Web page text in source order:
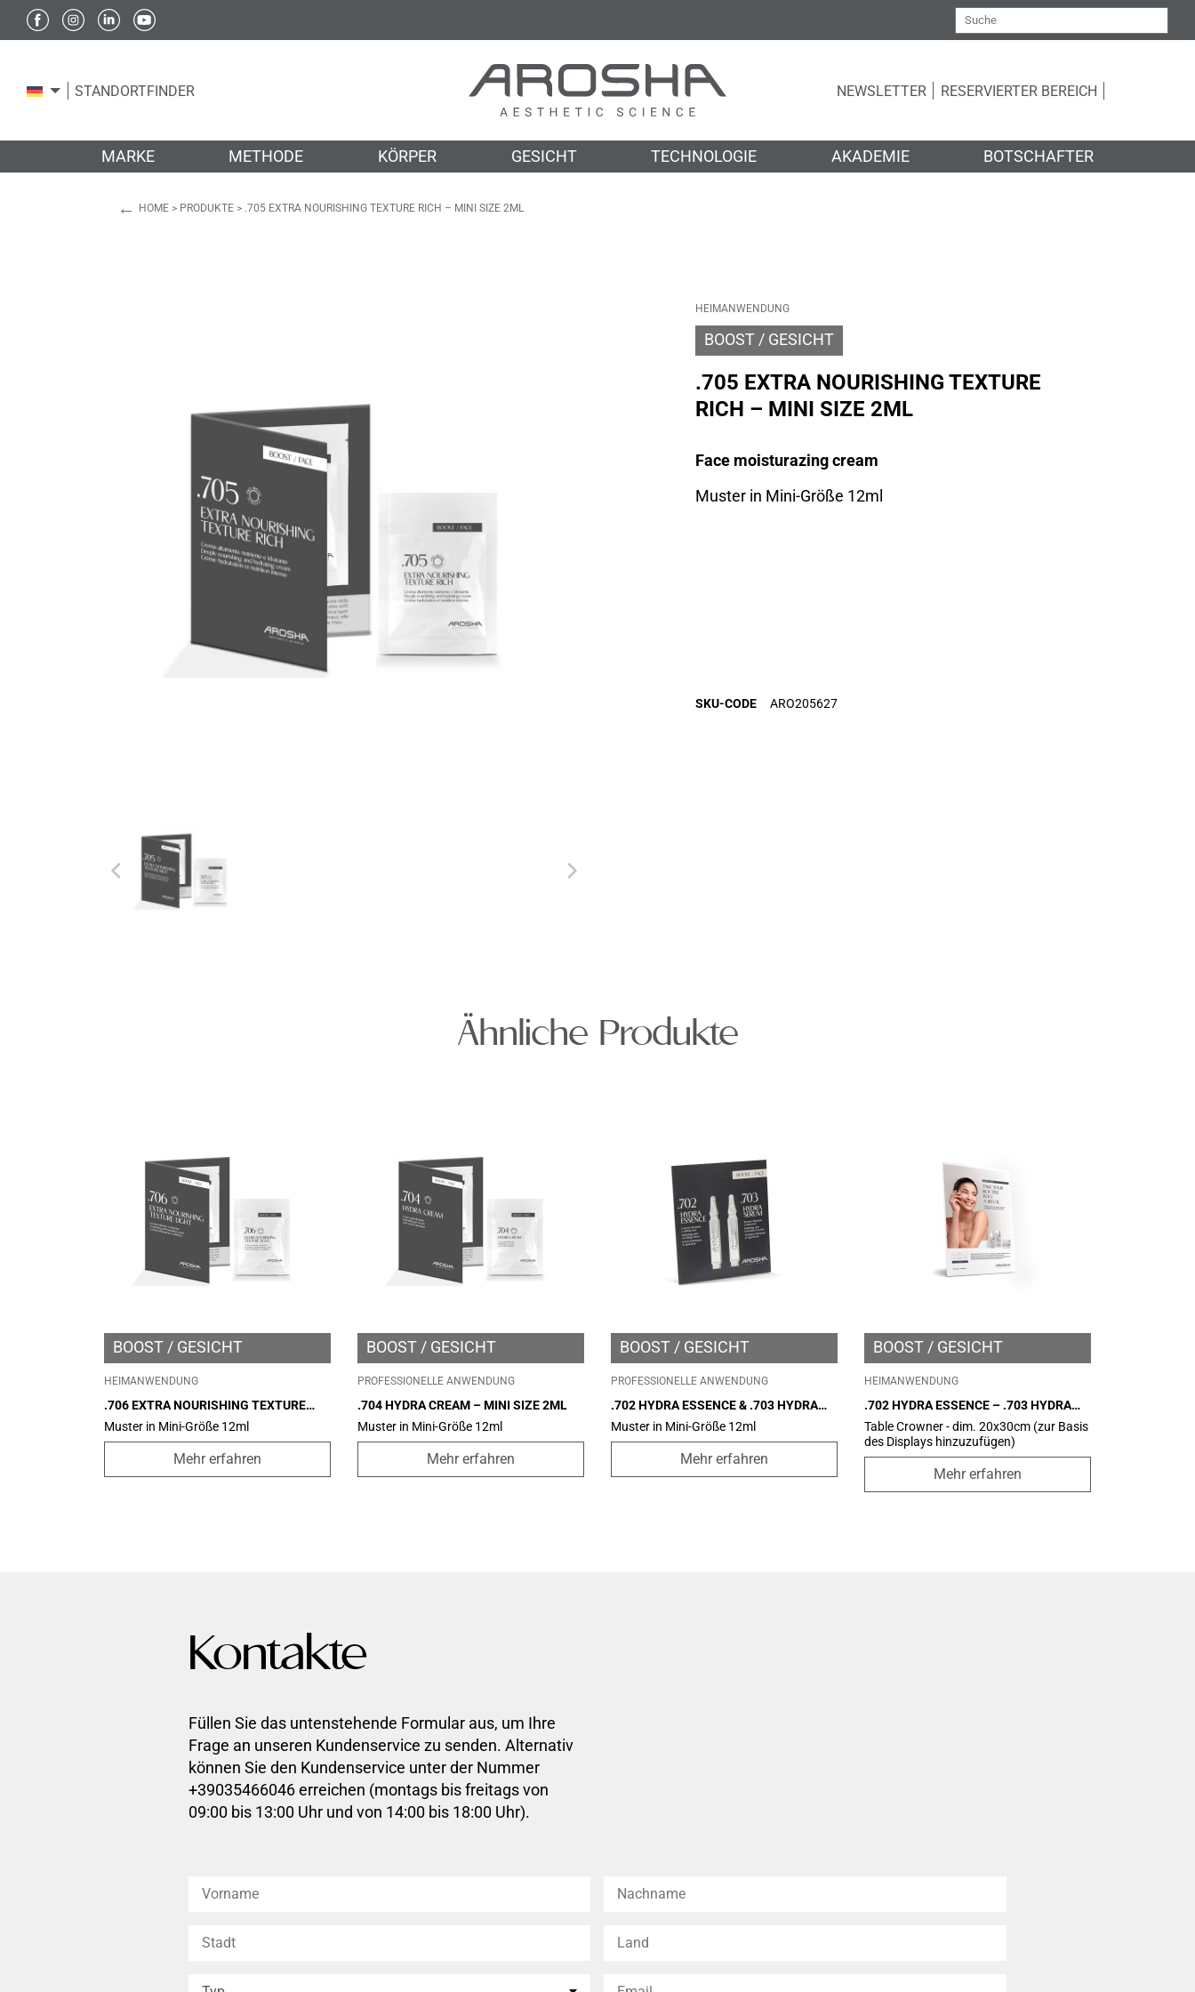
STANDORTFINDER NEWSLETTER RESERVIERTER BEREICH
MARKE METHODE KÖRPER GESICHT TECHNOLOGIE AKADEMIE BOTSCHAFTER
← HOME > PRODUKTE > .705 EXTRA NOURISHING TEXTURE RICH – MINI SIZE 2ML
HEIMANWENDUNG
BOOST GESICHT
.705 EXTRA NOURISHING TEXTURE
RICH – MINI SIZE 2ML
Face moisturazing cream
Muster in Mini-Größe 12ml
SKU-CODE ARO205627
Ähnliche Produkte
BOOST GESICHT
HEIMANWENDUNG
.706 EXTRA NOURISHING TEXTURE
LIGHT – MINI SIZE 2ML
Muster in Mini-Größe 12ml
Mehr erfahren
BOOST GESICHT
PROFESSIONELLE ANWENDUNG
.704 HYDRA CREAM – MINI SIZE 2ML
Muster in Mini-Größe 12ml
Mehr erfahren
BOOST GESICHT
PROFESSIONELLE ANWENDUNG
.702 HYDRA ESSENCE & .703 HYDRA
SERUM – MINI SIZE 2ML
Muster in Mini-Größe 12ml
Mehr erfahren
BOOST GESICHT
HEIMANWENDUNG
.702 HYDRA ESSENCE – .703 HYDRA
SERUM – .704 HYDRA CREAM – B2C
CROWNER
Table Crowner - dim. 20x30cm (zur Basis
des Displays hinzuzufügen)
Mehr erfahren
Kontakte
Füllen Sie das untenstehende Formular aus, um Ihre
Frage an unseren Kundenservice zu senden. Alternativ
können Sie den Kundenservice unter der Nummer
+39035466046 erreichen (montags bis freitags von
09:00 bis 13:00 Uhr und von 14:00 bis 18:00 Uhr).